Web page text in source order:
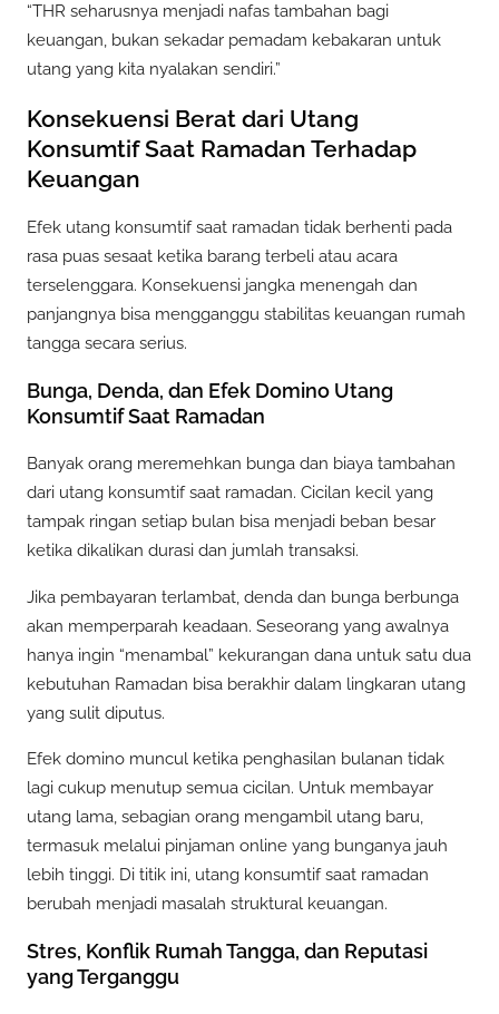
“THR seharusnya menjadi nafas tambahan bagi
keuangan, bukan sekadar pemadam kebakaran untuk
utang yang kita nyalakan sendiri.”
Konsekuensi Berat dari Utang
Konsumtif Saat Ramadan Terhadap
Keuangan
Efek utang konsumtif saat ramadan tidak berhenti pada
rasa puas sesaat ketika barang terbeli atau acara
terselenggara. Konsekuensi jangka menengah dan
panjangnya bisa mengganggu stabilitas keuangan rumah
tangga secara serius.
Bunga, Denda, dan Efek Domino Utang
Konsumtif Saat Ramadan
Banyak orang meremehkan bunga dan biaya tambahan
dari utang konsumtif saat ramadan. Cicilan kecil yang
tampak ringan setiap bulan bisa menjadi beban besar
ketika dikalikan durasi dan jumlah transaksi.
Jika pembayaran terlambat, denda dan bunga berbunga
akan memperparah keadaan. Seseorang yang awalnya
hanya ingin “menambal” kekurangan dana untuk satu dua
kebutuhan Ramadan bisa berakhir dalam lingkaran utang
yang sulit diputus.
Efek domino muncul ketika penghasilan bulanan tidak
lagi cukup menutup semua cicilan. Untuk membayar
utang lama, sebagian orang mengambil utang baru,
termasuk melalui pinjaman online yang bunganya jauh
lebih tinggi. Di titik ini, utang konsumtif saat ramadan
berubah menjadi masalah struktural keuangan.
Stres, Konflik Rumah Tangga, dan Reputasi
yang Terganggu